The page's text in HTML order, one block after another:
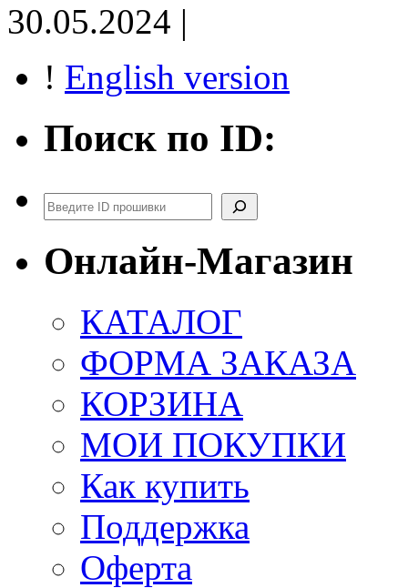
30.05.2024 |
! English version
Поиск по ID:
Поиск
Онлайн-Магазин
КАТАЛОГ
ФОРМА ЗАКАЗА
КОРЗИНА
МОИ ПОКУПКИ
Как купить
Поддержка
Оферта